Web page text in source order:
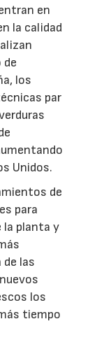
en
la calidad
de
los
par
Unidos.
de
para
la planta y
las
los
tiempo